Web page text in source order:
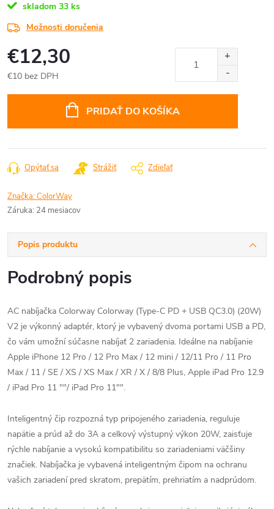
skladom 33 ks
Možnosti doručenia
€12,30
€10 bez DPH
PRIDAŤ DO KOŠÍKA
Opýtať sa Strážiť Zdieľať
Značka:ColorWay
Záruka: 24 mesiacov
Popis produktu
Podrobný popis
AC nabíjačka Colorway Colorway (Type-C PD + USB QC3.0) (20W)
V2 je výkonný adaptér, ktorý je vybavený dvoma portami USB a PD,
čo vám umožní súčasne nabíjať 2 zariadenia. Ideálne na nabíjanie
Apple iPhone 12 Pro / 12 Pro Max / 12 mini / 12/11 Pro / 11 Pro
Max / 11 / SE / XS / XS Max / XR / X / 8/8 Plus, Apple iPad Pro 12.9
/ iPad Pro 11 ""/ iPad Pro 11"".
Inteligentný čip rozpozná typ pripojeného zariadenia, reguluje
napätie a prúd až do 3A a celkový výstupný výkon 20W, zaisťuje
rýchle nabíjanie a vysokú kompatibilitu so zariadeniami väčšiny
značiek. Nabíjačka je vybavená inteligentným čipom na ochranu
vašich zariadení pred skratom, prepätím, prehriatím a nadprúdom.